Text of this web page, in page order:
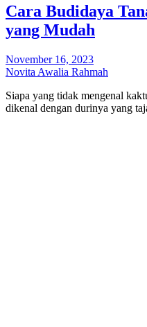
Cara Budidaya
yang Mudah
November 16, 2023
Novita Awalia Rahmah
Siapa yang tidak mengenal
dikenal dengan durinya yang